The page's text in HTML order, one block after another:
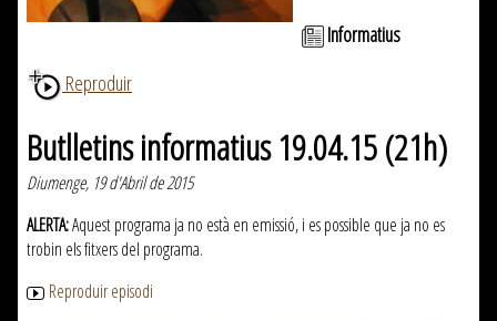
Informatius
Reproduir
Butlletins informatius 19.04.15 (21h)
Diumenge, 19 d'Abril de 2015
ALERTA:Aquest programa ja no està en emissió, i es possible que ja no es
trobin els fitxers del programa.
Reproduir episodi